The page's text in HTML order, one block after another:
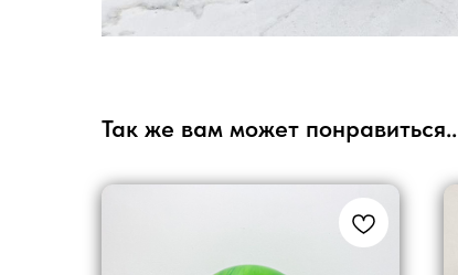
Так же вам может понравиться..